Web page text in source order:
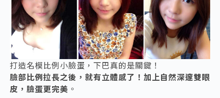
打造名模比例小臉蛋，下巴真的是關鍵！
臉部比例拉長之後，就有立體感了！加上自然深邃雙眼
皮，臉蛋更完美 。